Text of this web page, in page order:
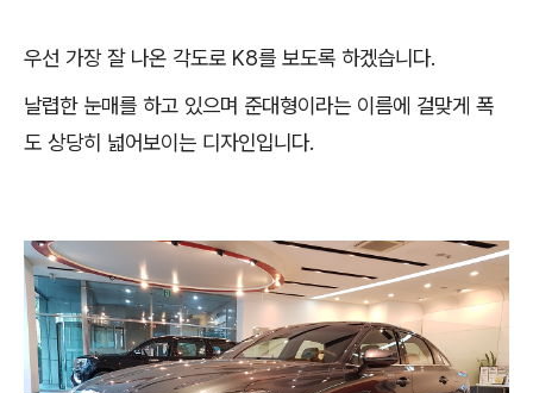
우선 가장 잘 나온 각도로 K8를 보도록 하겠습니다.
날렵한 눈매를 하고 있으며 준대형이라는 이름에 걸맞게 폭
도 상당히 넓어보이는 디자인입니다.